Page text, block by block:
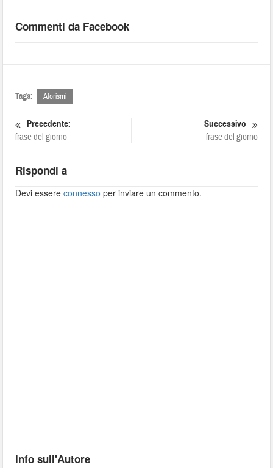
Commenti da Facebook
Tags: Aforismi
Precedente:
frase del giorno
Successivo
frase del giorno
Rispondi a
Devi essereconnesso per inviare un commento.
Info sull'Autore